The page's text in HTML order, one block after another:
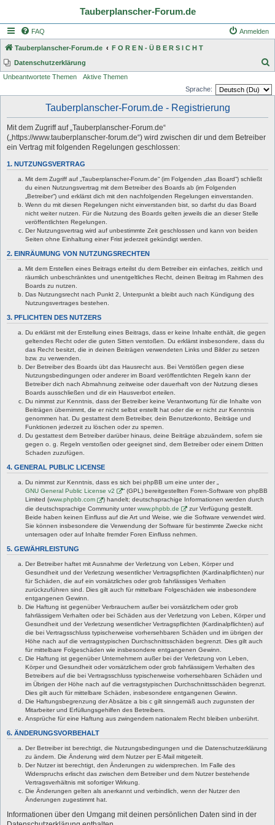
Tauberplanscher-Forum.de
FAQ Anmelden
Tauberplanscher-Forum.de
F O R E N - Ü B E R S I C H T
Datenschutzerklärung
Unbeantwortete Themen
Aktive Themen
Sprache:
Tauberplanscher-Forum.de - Registrierung
Mit dem Zugriff auf „Tauberplanscher-Forum.de“
(„https://www.tauberplanscher-forum.de“) wird zwischen dir und dem Betreiber
ein Vertrag mit folgenden Regelungen geschlossen:
1. NUTZUNGSVERTRAG
Mit dem Zugriff auf „Tauberplanscher-Forum.de“ (im Folgenden „das Board“) schließt
du einen Nutzungsvertrag mit dem Betreiber des Boards ab (im Folgenden
„Betreiber“) und erklärst dich mit den nachfolgenden Regelungen einverstanden.
Wenn du mit diesen Regelungen nicht einverstanden bist, so darfst du das Board
nicht weiter nutzen. Für die Nutzung des Boards gelten jeweils die an dieser Stelle
veröffentlichten Regelungen.
Der Nutzungsvertrag wird auf unbestimmte Zeit geschlossen und kann von beiden
Seiten ohne Einhaltung einer Frist jederzeit gekündigt werden.
2. EINRÄUMUNG VON NUTZUNGSRECHTEN
Mit dem Erstellen eines Beitrags erteilst du dem Betreiber ein einfaches, zeitlich und
räumlich unbeschränktes und unentgeltliches Recht, deinen Beitrag im Rahmen des
Boards zu nutzen.
Das Nutzungsrecht nach Punkt 2, Unterpunkt a bleibt auch nach Kündigung des
Nutzungsvertrages bestehen.
3. PFLICHTEN DES NUTZERS
Du erklärst mit der Erstellung eines Beitrags, dass er keine Inhalte enthält, die gegen
geltendes Recht oder die guten Sitten verstoßen. Du erklärst insbesondere, dass du
das Recht besitzt, die in deinen Beiträgen verwendeten Links und Bilder zu setzen
bzw. zu verwenden.
Der Betreiber des Boards übt das Hausrecht aus. Bei Verstößen gegen diese
Nutzungsbedingungen oder anderer im Board veröffentlichten Regeln kann der
Betreiber dich nach Abmahnung zeitweise oder dauerhaft von der Nutzung dieses
Boards ausschließen und dir ein Hausverbot erteilen.
Du nimmst zur Kenntnis, dass der Betreiber keine Verantwortung für die Inhalte von
Beiträgen übernimmt, die er nicht selbst erstellt hat oder die er nicht zur Kenntnis
genommen hat. Du gestattest dem Betreiber, dein Benutzerkonto, Beiträge und
Funktionen jederzeit zu löschen oder zu sperren.
Du gestattest dem Betreiber darüber hinaus, deine Beiträge abzuändern, sofern sie
gegen o. g. Regeln verstoßen oder geeignet sind, dem Betreiber oder einem Dritten
Schaden zuzufügen.
4. GENERAL PUBLIC LICENSE
Du nimmst zur Kenntnis, dass es sich bei phpBB um eine unter der „
GNU General Public License v2
“ (GPL) bereitgestellten Foren-Software von phpBB
Limited (www.phpbb.com
) handelt; deutschsprachige Informationen werden durch
die deutschsprachige Community unterwww.phpbb.de
zur Verfügung gestellt.
Beide haben keinen Einfluss auf die Art und Weise, wie die Software verwendet wird.
Sie können insbesondere die Verwendung der Software für bestimmte Zwecke nicht
untersagen oder auf Inhalte fremder Foren Einfluss nehmen.
5. GEWÄHRLEISTUNG
Der Betreiber haftet mit Ausnahme der Verletzung von Leben, Körper und
Gesundheit und der Verletzung wesentlicher Vertragspflichten (Kardinalpflichten) nur
für Schäden, die auf ein vorsätzliches oder grob fahrlässiges Verhalten
zurückzuführen sind. Dies gilt auch für mittelbare Folgeschäden wie insbesondere
entgangenen Gewinn.
Die Haftung ist gegenüber Verbrauchern außer bei vorsätzlichem oder grob
fahrlässigem Verhalten oder bei Schäden aus der Verletzung von Leben, Körper und
Gesundheit und der Verletzung wesentlicher Vertragspflichten (Kardinalpflichten) auf
die bei Vertragsschluss typischerweise vorhersehbaren Schäden und im übrigen der
Höhe nach auf die vertragstypischen Durchschnittsschäden begrenzt. Dies gilt auch
für mittelbare Folgeschäden wie insbesondere entgangenen Gewinn.
Die Haftung ist gegenüber Unternehmern außer bei der Verletzung von Leben,
Körper und Gesundheit oder vorsätzlichem oder grob fahrlässigem Verhalten des
Betreibers auf die bei Vertragsschluss typischerweise vorhersehbaren Schäden und
im Übrigen der Höhe nach auf die vertragstypischen Durchschnittsschäden begrenzt.
Dies gilt auch für mittelbare Schäden, insbesondere entgangenen Gewinn.
Die Haftungsbegrenzung der Absätze a bis c gilt sinngemäß auch zugunsten der
Mitarbeiter und Erfüllungsgehilfen des Betreibers.
Ansprüche für eine Haftung aus zwingendem nationalem Recht bleiben unberührt.
6. ÄNDERUNGSVORBEHALT
Der Betreiber ist berechtigt, die Nutzungsbedingungen und die Datenschutzerklärung
zu ändern. Die Änderung wird dem Nutzer per E-Mail mitgeteilt.
Der Nutzer ist berechtigt, den Änderungen zu widersprechen. Im Falle des
Widerspruchs erlischt das zwischen dem Betreiber und dem Nutzer bestehende
Vertragsverhältnis mit sofortiger Wirkung.
Die Änderungen gelten als anerkannt und verbindlich, wenn der Nutzer den
Änderungen zugestimmt hat.
Informationen über den Umgang mit deinen persönlichen Daten sind in der